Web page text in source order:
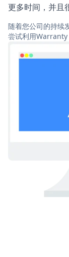
更多时间，并且
随着您公司的持续
尝试利用Warranty